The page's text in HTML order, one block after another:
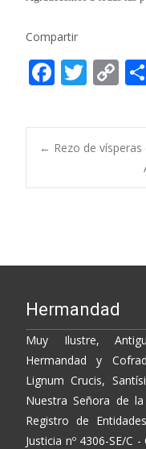
Compartir
F
e
b
T
itt
er
C
p
y
Post
← Rezo de
Hermandad
Muy Ilustre,
Hermandad y
Lignum Crucis,
Nuestra Señora de
Registro de
Justicia nº 4306-SE/C